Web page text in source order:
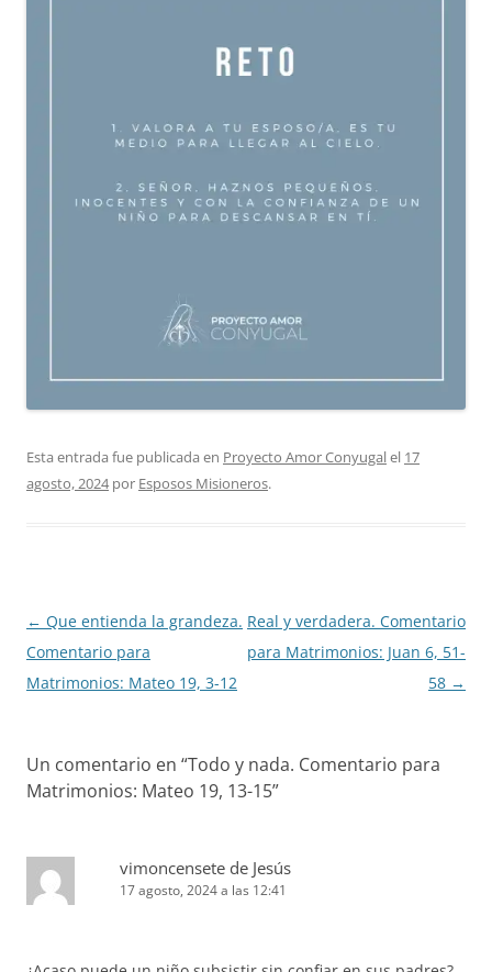
Esta entrada fue publicada en Proyecto Amor Conyugalel 17
agosto, 2024por Esposos Misioneros.
Navegación
de
entradas
← Que entienda la grandeza.
Comentario para
Matrimonios: Mateo 19, 3-12
Real y verdadera. Comentario
para Matrimonios: Juan 6, 51-
58 →
Un comentario en “Todo y nada. Comentario para
Matrimonios: Mateo 19, 13-15”
vimoncensete de Jesús
17 agosto, 2024 a las 12:41